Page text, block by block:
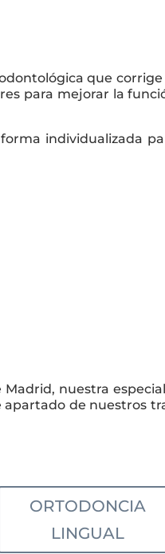
que corrige
para mejorar la
individualizada
Madrid, nuestra
de nuestros
ORTODONCIA
LINGUAL